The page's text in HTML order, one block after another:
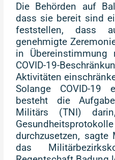
Die Behörden auf
dass sie bereit sind
feststellen, dass
genehmigte
in Übereinstimmung
COVID-19-
Aktivitäten
Solange COVID-19
besteht die
Militärs (TNI)
Gesundheitsprotokolle
durchzusetzen,
das